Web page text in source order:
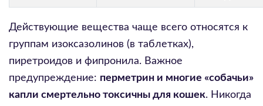
Действующие вещества чаще всего относятся к
группам изоксазолинов (в таблетках),
пиретроидов и фипронила. Важное
предупреждение: перметрин и многие «собачьи»
капли смертельно токсичны для кошек. Никогда